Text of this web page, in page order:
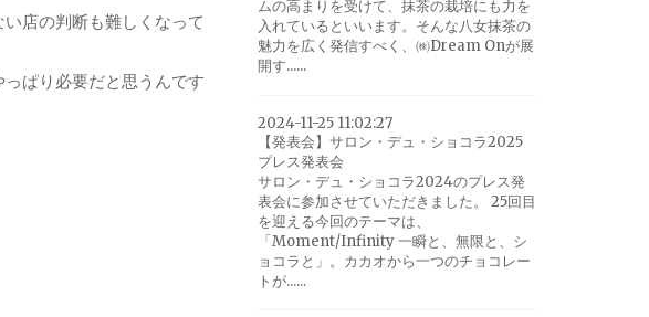
店の判断も難しくなって
ぱり必要だと思うんです
ムの高まりを受けて、抹茶の栽培にも力を
入れているといいます。そんな八女抹茶の
魅力を広く発信すべく、㈱Dream Onが展
開す......
2024-11-25 11:02:27
【発表会】サロン・デュ・ショコラ2025
プレス発表会
サロン・デュ・ショコラ2024のプレス発
表会に参加させていただきました。 25回目
を迎える今回のテーマは、
「Moment/Infinity 一瞬と、無限と、シ
ョコラと」。カカオから一つのチョコレー
トが......